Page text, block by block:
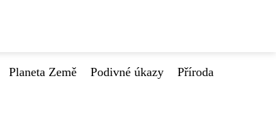
Planeta Země Podivné úkazy
Příroda